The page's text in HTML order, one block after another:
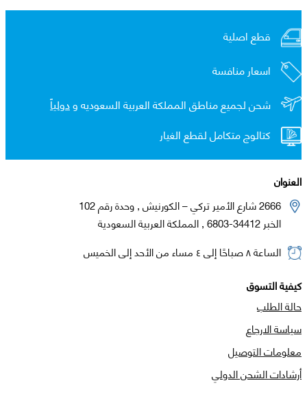
قطع اصلية
اسعار منافسة
شحن لجميع مناطق المملكة العربية السعوديه ودولياً
كتالوج متكامل لقطع الغيار
العنوان
2666 شارع الأمير تركي – الكورنيش , وحدة رقم 102
الخبر 34412-6803 , المملكة العربية السعودية
الساعة ٨ صباحًا إلى ٤ مساء من الأحد إلى الخميس
كيفية التسوق
حالة الطلب
سياسة الارجاع
معلومات التوصيل
أرشادات الشحن الدولي